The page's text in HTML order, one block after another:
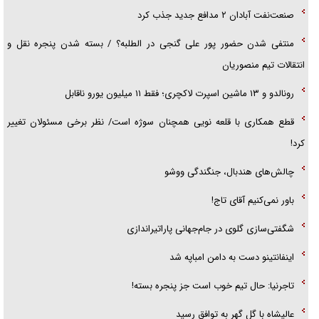
صنعت‌نفت آبادان ۲ مدافع جدید جذب کرد
منتفی شدن حضور پور علی گنجی در الطلبه؟ / بسته شدن پنجره نقل و
انتقالات تیم منصوریان
رونالدو و ۱۳ ماشین اسپرت لاکچری؛ فقط ۱۱ میلیون یورو ناقابل
قطع همکاری با قلعه نویی همچنان سوژه است/ نظر برخی مسئولان تغییر
کرد!
چالش‌های هندبال، جنگندگی ووشو
باور نمی‌کنیم آقای تاج!
شگفتی‌سازی گلوی در جام‌جهانی پاراتیراندازی
اینفانتینو دست به دامن امباپه شد
تاجرنیا: حال تیم خوب است جز پنجره بسته!
عالیشاه با گل گهر به توافق رسید